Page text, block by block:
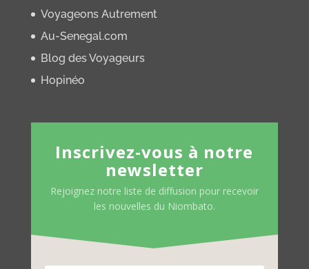
Voyageons Autrement
Au-Senegal.com
Blog des Voyageurs
Hopinéo
Inscrivez-vous à notre
newsletter
Rejoignez notre liste de diffusion pour recevoir
les nouvelles du Niombato.